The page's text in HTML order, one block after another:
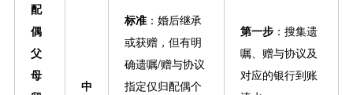
配
偶
父
母
中
标准：婚后继承
或获赠，但有明
确遗嘱/赠与协议
指定仅归配偶个
第一步：搜集遗
嘱、赠与协议及
对应的银行到账